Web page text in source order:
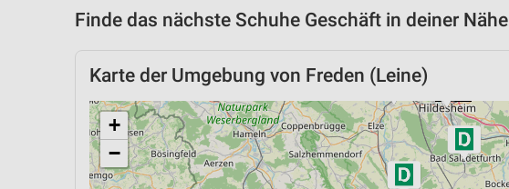
Finde das nächste Schuhe Geschäft in deiner Nähe
Karte der Umgebung von Freden (Leine)
+
−